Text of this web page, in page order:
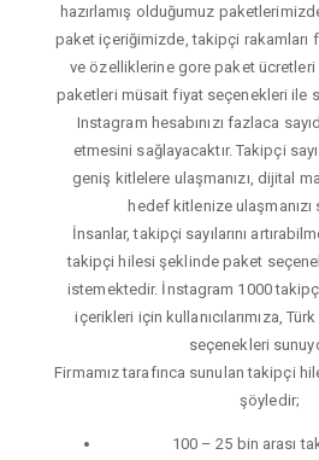
hazırlamış olduğumuz
paket içeriğimizde, takipçi rakamları
ve özelliklerine gore paket
paketleri müsait fiyat seçenekleri ile
Instagram hesabınızı fazlaca
etmesini sağlayacaktır. Takipçi
geniş kitlelere ulaşmanızı, dijital
hedef kitlenize ulaşmanızı
İnsanlar, takipçi sayılarını
takipçi hilesi şeklinde paket
istemektedir. İnstagram 1000
içerikleri için kullanıcılarımıza,
seçenekleri
Firmamız tarafınca sunulan takipçi
şöyledir;
100 – 25 bin arası